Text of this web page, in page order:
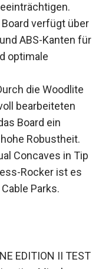
Board verfügt über
ABS-Kanten für
optimale
die Woodlite
bearbeiteten
Board ein
Robustheit.
Concaves in Tip
Rocker ist es
Parks.
EDITION II TEST